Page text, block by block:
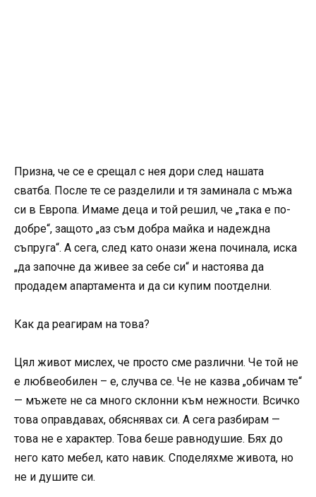
Призна, че се е срещал с нея дори след нашата
сватба. После те се разделили и тя заминала с мъжа
си в Европа. Имаме деца и той решил, че „така е по-
добре“, защото „аз съм добра майка и надеждна
съпруга“. А сега, след като онази жена починала, иска
„да започне да живее за себе си“ и настоява да
продадем апартамента и да си купим поотделни.
Как да реагирам на това?
Цял живот мислех, че просто сме различни. Че той не
е любвеобилен – е, случва се. Че не казва „обичам те“
— мъжете не са много склонни към нежности. Всичко
това оправдавах, обяснявах си. А сега разбирам —
това не е характер. Това беше равнодушие. Бях до
него като мебел, като навик. Споделяхме живота, но
не и душите си.